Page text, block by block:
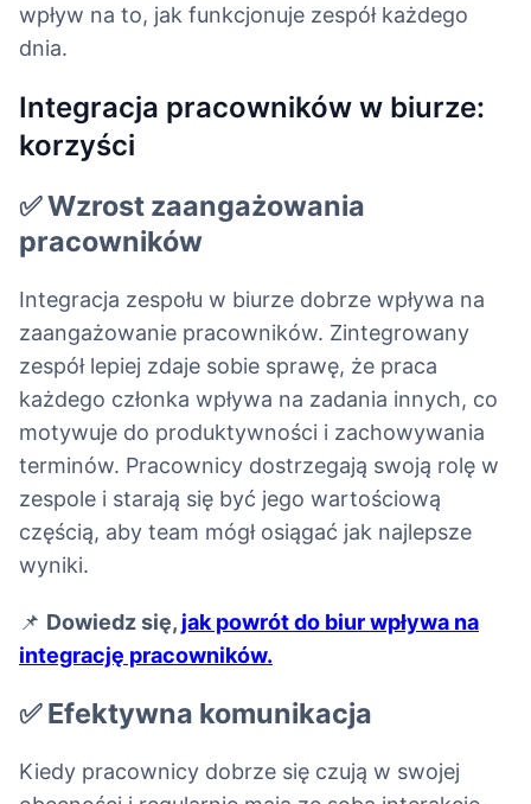
wpływ na to, jak funkcjonuje zespół każdego
dnia.
Integracja pracowników w biurze:
korzyści
✅ Wzrost zaangażowania
pracowników
Integracja zespołu w biurze dobrze wpływa na
zaangażowanie pracowników. Zintegrowany
zespół lepiej zdaje sobie sprawę, że praca
każdego członka wpływa na zadania innych, co
motywuje do produktywności i zachowywania
terminów. Pracownicy dostrzegają swoją rolę w
zespole i starają się być jego wartościową
częścią, aby team mógł osiągać jak najlepsze
wyniki.
📌 Dowiedz się, jak powrót do biur wpływa na
integrację pracowników.
✅ Efektywna komunikacja
Kiedy pracownicy dobrze się czują w swojej